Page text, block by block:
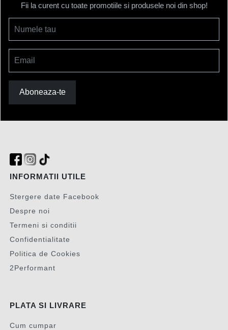
Fii la curent cu toate promotiile si produsele noi din shop!
Numele tau
Email
Aboneaza-te
INFORMATII UTILE
Stergere date Facebook
Despre noi
Termeni si conditii
Confidentialitate
Politica de Cookies
2Performant
PLATA SI LIVRARE
Cum cumpar